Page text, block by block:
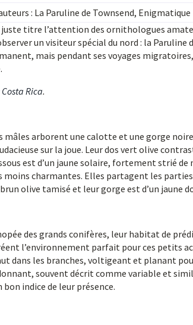
: La Paruline de Townsend, Enigmatique
titre l’attention des ornithologues
un visiteur spécial du nord : la Paruline
mais pendant ses voyages
Rica.
mâles arborent une calotte et une gorge
sur la joue. Leur dos vert olive
est d’un jaune solaire, fortement strié de
charmantes. Elles partagent les
olive tamisé et leur gorge est d’un jaune
des grands conifères, leur habitat de
l’environnement parfait pour ces petits
dans les branches, voltigeant et planant
souvent décrit comme variable et
indice de leur présence.